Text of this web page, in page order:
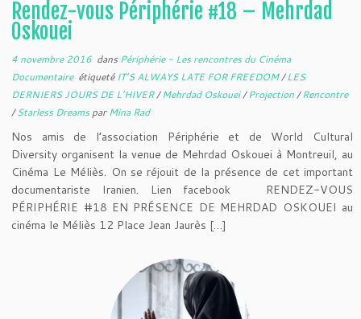
Rendez-vous Périphérie #18 – Mehrdad
Oskouei
4 novembre 2016 dans Périphérie - Les rencontres du Cinéma
Documentaire étiqueté IT’S ALWAYS LATE FOR FREEDOM/LES
DERNIERS JOURS DE L’HIVER/Mehrdad Oskouei/Projection/Rencontre
/Starless DreamsparMina Rad
Nos amis de l’association Périphérie et de World Cultural
Diversity organisent la venue de Mehrdad Oskouei à Montreuil, au
Cinéma Le Méliès. On se réjouit de la présence de cet important
documentariste Iranien. Lien facebook RENDEZ-VOUS
PÉRIPHÉRIE #18 EN PRÉSENCE DE MEHRDAD OSKOUEI au
cinéma le Méliès 12 Place Jean Jaurès […]